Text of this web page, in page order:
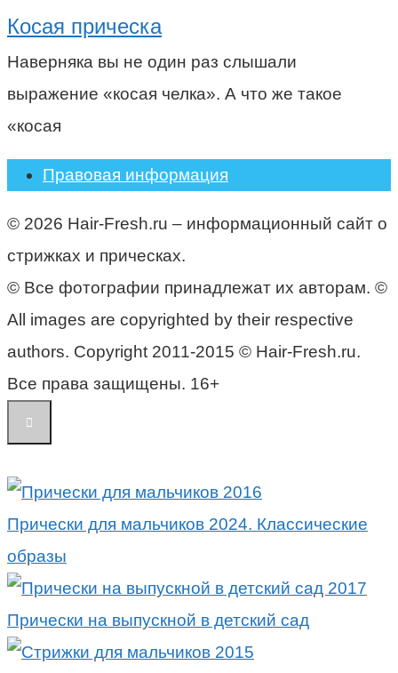
Косая прическа
Наверняка вы не один раз слышали
выражение «косая челка». А что же такое
«косая
Правовая информация
© 2026 Hair-Fresh.ru – информационный сайт о
стрижках и прическах.
© Все фотографии принадлежат их авторам. ©
All images are copyrighted by their respective
authors. Copyright 2011-2015 © Hair-Fresh.ru.
Все права защищены. 16+
Прически для мальчиков 2024. Классические
образы
Прически на выпускной в детский сад